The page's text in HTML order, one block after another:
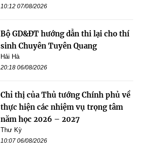
10:12 07/08/2026
Bộ GD&ĐT hướng dẫn thi lại cho thí
sinh Chuyên Tuyên Quang
Hải Hà
20:18 06/08/2026
Chỉ thị của Thủ tướng Chính phủ về
thực hiện các nhiệm vụ trọng tâm
năm học 2026 – 2027
Thư Kỳ
10:07 06/08/2026